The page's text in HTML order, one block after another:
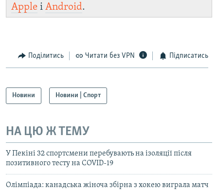
Apple і Android.
Поділитись Читати без VPN Підписатись
Новини Новини | Спорт
НА ЦЮ Ж ТЕМУ
У Пекіні 32 спортсмени перебувають на ізоляції після
позитивного тесту на COVID-19
Олімпіада: канадська жіноча збірна з хокею виграла матч